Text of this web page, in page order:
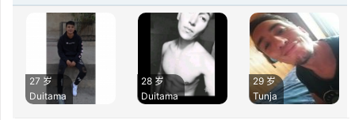
27 岁
Duitama
28 岁
Duitama
29 岁
Tunja